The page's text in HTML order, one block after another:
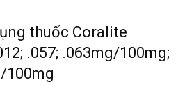
thuốc Coralite
.057; .063mg/100mg;
100mg